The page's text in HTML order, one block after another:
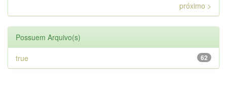
próximo >
Possuem Arquivo(s)
62
true